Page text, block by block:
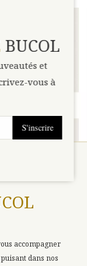
accompagner
dans nos
BUCOL
et
vous à
S'inscrire